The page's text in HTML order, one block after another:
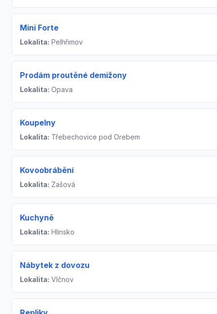
Mini Forte
Lokalita: Pelhřimov
Prodám proutěné demižony
Lokalita: Opava
Koupelny
Lokalita: Třebechovice pod Orebem
Kovoobrábění
Lokalita: Zašová
Kuchyně
Lokalita: Hlinsko
Nábytek z dovozu
Lokalita: Vlčnov